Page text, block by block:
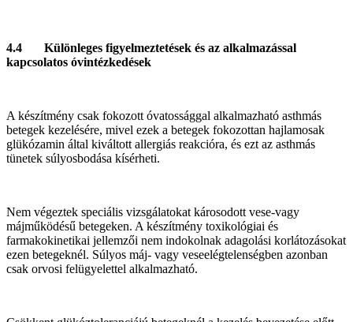
4.4 Különleges figyelmeztetések és az alkalmazással
kapcsolatos óvintézkedések
A készítmény csak fokozott óvatossággal alkalmazható asthmás
betegek kezelésére, mivel ezek a betegek fokozottan hajlamosak
glükózamin által kiváltott allergiás reakcióra, és ezt az asthmás
tünetek súlyosbodása kísérheti.
Nem végeztek speciális vizsgálatokat károsodott vese-vagy
májműködésű betegeken. A készítmény toxikológiai és
farmakokinetikai jellemzői nem indokolnak adagolási korlátozásokat
ezen betegeknél. Súlyos máj- vagy veseelégtelenségben azonban
csak orvosi felügyelettel alkalmazható.